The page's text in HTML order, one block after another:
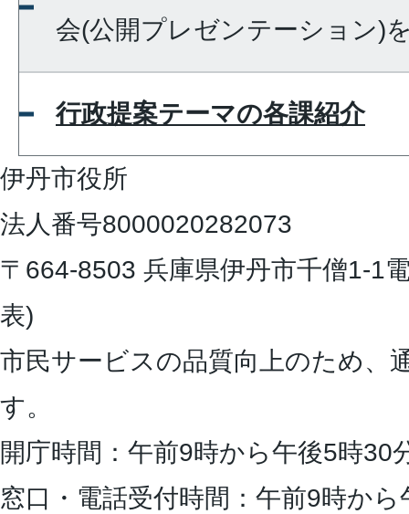
会(公開プレゼンテーション)
行政提案テーマの各課紹介
伊丹市役所
法人番号8000020282073
〒664-8503 兵庫県伊丹市千僧1-1
表)
市民サービスの品質向上のため、
す。
開庁時間：午前9時から午後5時30
窓口・電話受付時間：午前9時か